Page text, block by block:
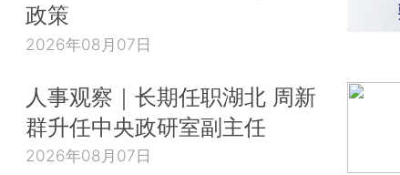
政策
2026年08月07日
人事观察｜长期任职湖北 周新
群升任中央政研室副主任
2026年08月07日